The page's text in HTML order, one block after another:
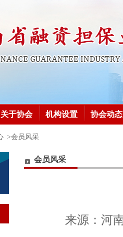
关于协会 机构设置 协会动态
党建之窗
>会员风采
会员风采
来源： 河